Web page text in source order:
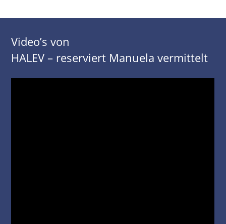
Video’s von
HALEV – reserviert Manuela vermittelt